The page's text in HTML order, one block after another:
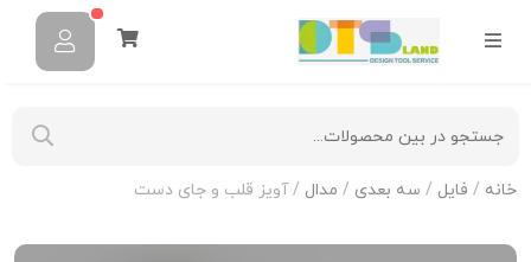
خانه / فایل / سه بعدی / مدال / آویز قلب و جای دست